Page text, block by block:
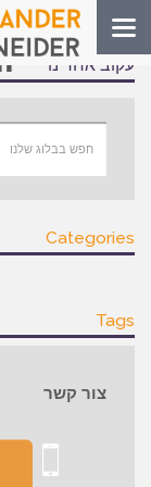
Toggle
navigation
עקוב אחרינו
Categories
Tags
צור קשר